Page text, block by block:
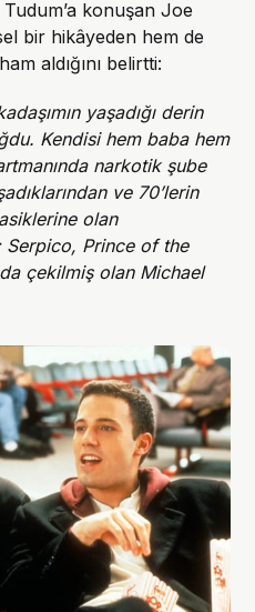
konuşan Joe
bir hikâyeden hem de
aldığını belirtti:
yaşadığı derin
Kendisi hem baba hem
narkotik şube
ve 70’lerin
olan
Serpico, Prince of the
çekilmiş olan Michael